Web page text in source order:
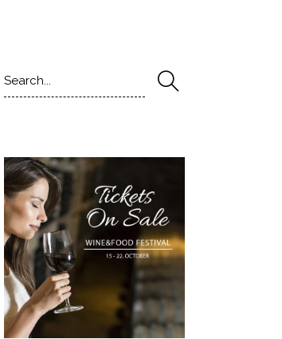
for: